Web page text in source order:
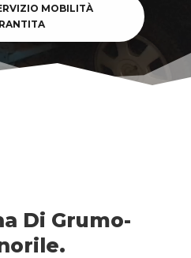
MOBILITÀ
Di Grumo-